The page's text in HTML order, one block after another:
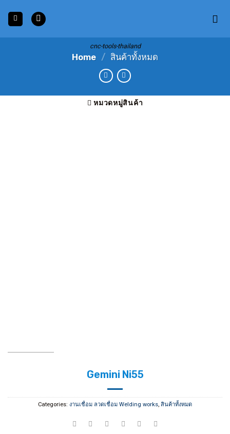
content
cnc-tools-thailand
Home / สินค้าทั้งหมด
หมวดหมู่สินค้า
Gemini Ni55
Categories: งานเชื่อม ลวดเชื่อม Welding works,สินค้าทั้งหมด